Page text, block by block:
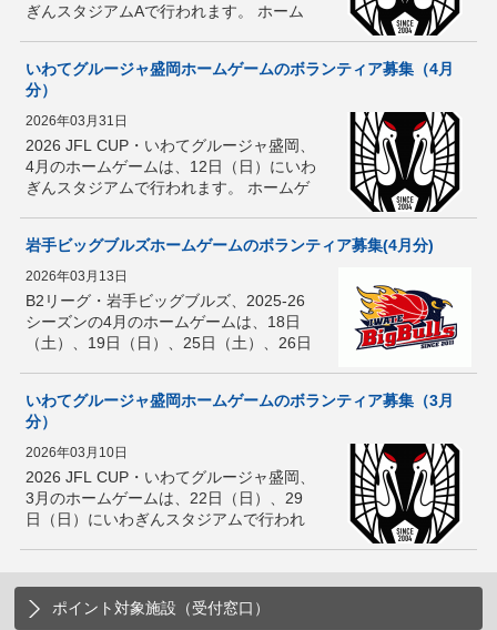
ぎんスタジアムAで行われます。 ホーム
ャ盛岡のスタッフに教え […]
いわてグルージャ盛岡ホームゲームのボランティア募集（4月
分）
2026年03月31日
2026 JFL CUP・いわてグルージャ盛岡、
4月のホームゲームは、12日（日）にいわ
ぎんスタジアムで行われます。 ホームゲ
盛岡のスタッフに教えて […]
岩手ビッグブルズホームゲームのボランティア募集(4月分)
2026年03月13日
B2リーグ・岩手ビッグブルズ、2025-26
シーズンの4月のホームゲームは、18日
（土）、19日（日）、25日（土）、26日
だけるボランティアを募 […]
いわてグルージャ盛岡ホームゲームのボランティア募集（3月
分）
2026年03月10日
2026 JFL CUP・いわてグルージャ盛岡、
3月のホームゲームは、22日（日）、29
日（日）にいわぎんスタジアムで行われ
ポイント対象施設（受付窓口）